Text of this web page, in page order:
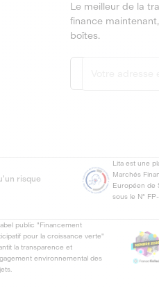
Le meilleur de la
finance
boîtes.
risque
Lita est une
Marchés
Européen de
sous le N°
public "Financement
pour la croissance verte"
la transparence et
environnemental des